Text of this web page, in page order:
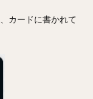
カードに書かれて